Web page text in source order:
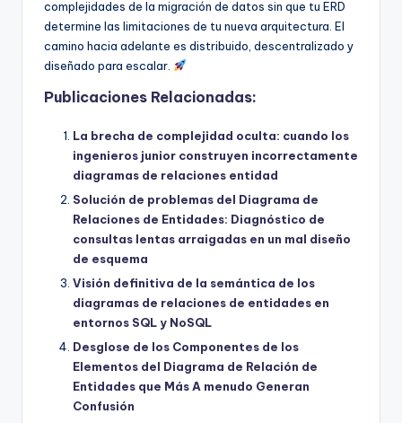
complejidades de la migración de datos sin que tu ERD
determine las limitaciones de tu nueva arquitectura. El
camino hacia adelante es distribuido, descentralizado y
diseñado para escalar.
Publicaciones Relacionadas:
La brecha de complejidad oculta: cuando los
ingenieros junior construyen incorrectamente
diagramas de relaciones entidad
Solución de problemas del Diagrama de
Relaciones de Entidades: Diagnóstico de
consultas lentas arraigadas en un mal diseño
de esquema
Visión definitiva de la semántica de los
diagramas de relaciones de entidades en
entornos SQL y NoSQL
Desglose de los Componentes de los
Elementos del Diagrama de Relación de
Entidades que Más A menudo Generan
Confusión